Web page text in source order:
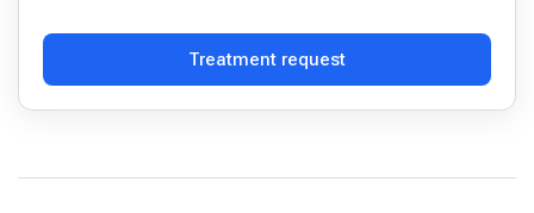
Treatment request